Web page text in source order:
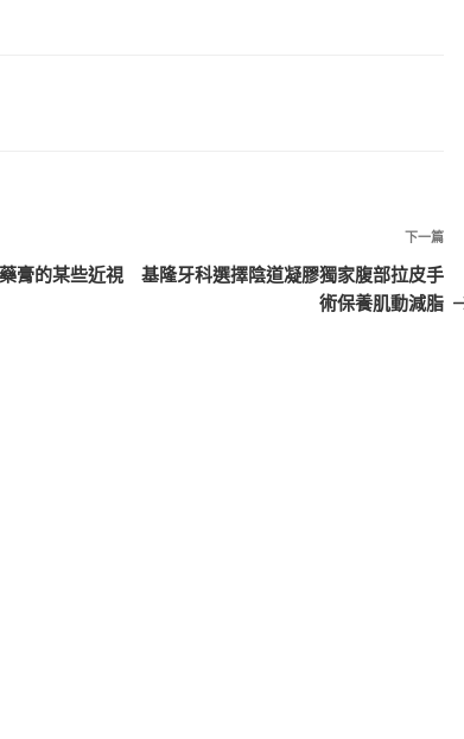
膏的某些近視
下
一
篇
下一篇
基隆牙科選擇陰道凝膠獨家腹部拉皮手
術保養肌動減脂